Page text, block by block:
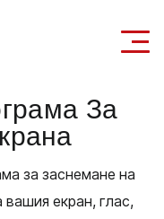
Безплатно
За
за заснемане на
екран, глас,